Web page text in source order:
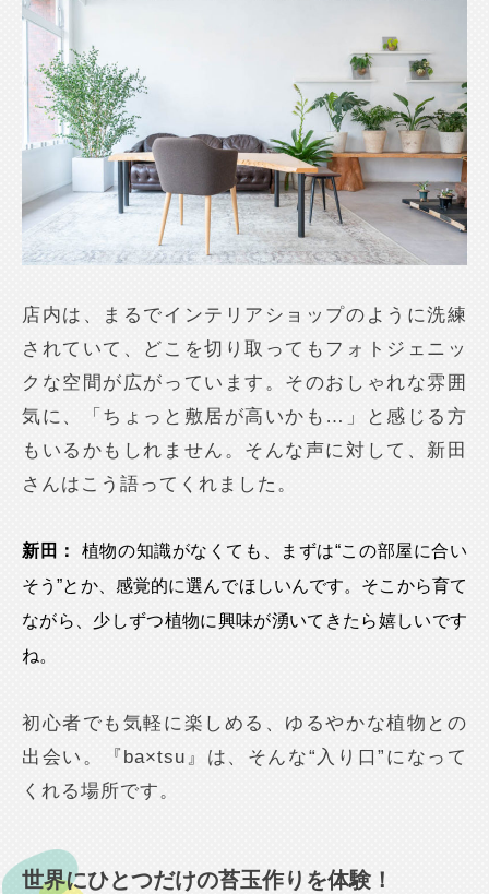
店内は、まるでインテリアショップのように洗練
されていて、どこを切り取ってもフォトジェニッ
クな空間が広がっています。そのおしゃれな雰囲
気に、「ちょっと敷居が高いかも…」と感じる方
もいるかもしれません。そんな声に対して、新田
さんはこう語ってくれました。
新田：
植物の知識がなくても、まずは“この部屋に合い
そう”とか、感覚的に選んでほしいんです。そこから育て
ながら、少しずつ植物に興味が湧いてきたら嬉しいです
ね。
初心者でも気軽に楽しめる、ゆるやかな植物との
出会い。『ba×tsu』は、そんな“入り口”になって
くれる場所です。
世界にひとつだけの苔玉作りを体験！